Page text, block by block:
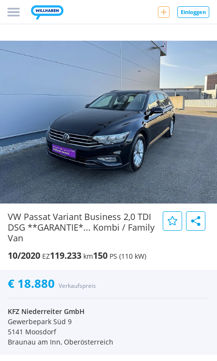
Einloggen
VW Passat Variant Business 2,0 TDI
DSG **GARANTIE*... Kombi / Family
Van
10/2020 EZ119.233 km150 PS (110 kW)
€ 18.880 Verkaufspreis
KFZ Niederreiter GmbH
Gewerbepark Süd 9
5141 Moosdorf
Braunau am Inn, Oberösterreich